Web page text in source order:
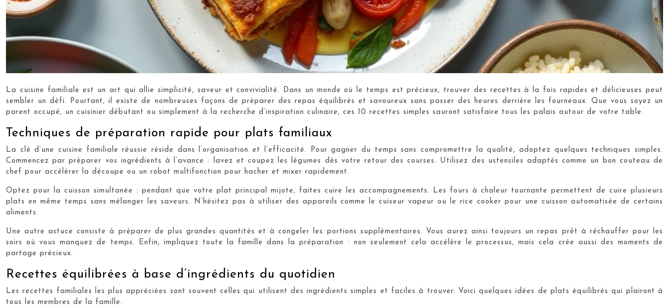
La cuisine familiale est un art qui allie simplicité, saveur et convivialité. Dans un monde où le temps est précieux, trouver des recettes à la fois rapides et délicieuses peut
sembler un défi. Pourtant, il existe de nombreuses façons de préparer des repas équilibrés et savoureux sans passer des heures derrière les fourneaux. Que vous soyez un
parent occupé, un cuisinier débutant ou simplement à la recherche d’inspiration culinaire, ces 10 recettes simples sauront satisfaire tous les palais autour de votre table.
Techniques de préparation rapide pour plats familiaux
La clé d’une cuisine familiale réussie réside dans l’organisation et l’efficacité. Pour gagner du temps sans compromettre la qualité, adoptez quelques techniques simples.
Commencez par préparer vos ingrédients à l’avance : lavez et coupez les légumes dès votre retour des courses. Utilisez des ustensiles adaptés comme un bon couteau de
chef pour accélérer la découpe ou un robot multifonction pour hacher et mixer rapidement.
Optez pour la cuisson simultanée : pendant que votre plat principal mijote, faites cuire les accompagnements. Les fours à chaleur tournante permettent de cuire plusieurs
plats en même temps sans mélanger les saveurs. N’hésitez pas à utiliser des appareils comme le cuiseur vapeur ou le rice cooker pour une cuisson automatisée de certains
aliments.
Une autre astuce consiste à préparer de plus grandes quantités et à congeler les portions supplémentaires. Vous aurez ainsi toujours un repas prêt à réchauffer pour les
soirs où vous manquez de temps. Enfin, impliquez toute la famille dans la préparation : non seulement cela accélère le processus, mais cela crée aussi des moments de
partage précieux.
Recettes équilibrées à base d’ingrédients du quotidien
Les recettes familiales les plus appréciées sont souvent celles qui utilisent des ingrédients simples et faciles à trouver. Voici quelques idées de plats équilibrés qui plairont à
tous les membres de la famille.